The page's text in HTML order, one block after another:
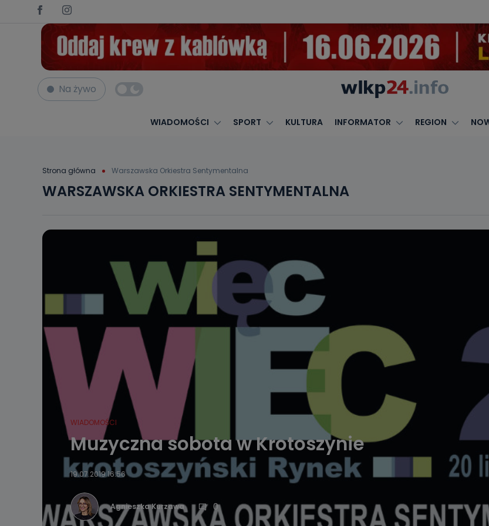
Na żywo
WIADOMOŚCI SPORT KULTURA INFORMATOR REGION
Strona główna Warszawska Orkiestra Sentymentalna
WARSZAWSKA ORKIESTRA SENTYMENTALNA
WIADOMOŚCI
Muzyczna sobota w Krotoszynie
19.07.2019 16:56
Agnieszka Kurzawa 0